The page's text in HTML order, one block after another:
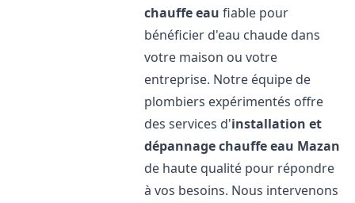
chauffe eau fiable pour
bénéficier d'eau chaude dans
votre maison ou votre
entreprise. Notre équipe de
plombiers expérimentés offre
des services d'installation et
dépannage chauffe eau Mazan
de haute qualité pour répondre
à vos besoins. Nous intervenons